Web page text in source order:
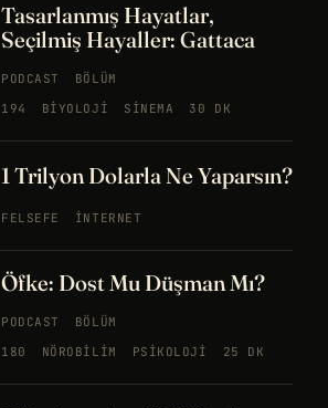
Tasarlanmış Hayatlar,
Seçilmiş Hayaller: Gattaca
PODCAST
BÖLÜM
194
BIYOLOJI SINEMA 30 DK
1 Trilyon Dolarla Ne Yaparsın?
FELSEFE İNTERNET
Öfke: Dost Mu Düşman Mı?
PODCAST
BÖLÜM
180
NÖROBILIM PSIKOLOJI 25 DK